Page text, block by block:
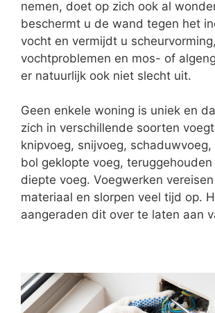
nemen, doet op zich ook al
beschermt u de wand tegen het
vocht en vermijdt u scheurvorming,
vochtproblemen en mos- of
er natuurlijk ook niet slecht uit.
Geen enkele woning is uniek en
zich in verschillende soorten
knipvoeg, snijvoeg,
bol geklopte voeg,
diepte voeg. Voegwerken
materiaal en slorpen veel tijd op.
aangeraden dit over te laten aan